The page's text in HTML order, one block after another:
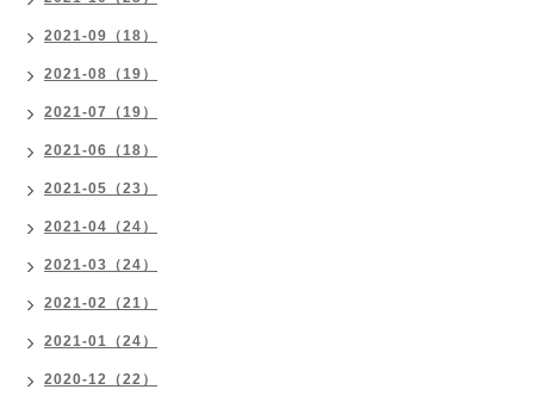
2021-09（18）
2021-08（19）
2021-07（19）
2021-06（18）
2021-05（23）
2021-04（24）
2021-03（24）
2021-02（21）
2021-01（24）
2020-12（22）